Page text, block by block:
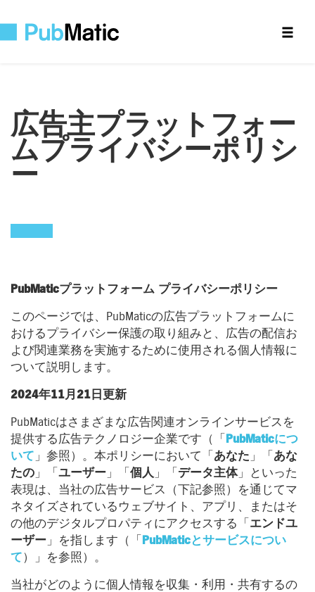
広告主プラットフォー
ムプライバシーポリシ
ー
PubMaticプラットフォーム プライバシーポリシー
このページでは、PubMaticの広告プラットフォームに
おけるプライバシー保護の取り組みと、広告の配信お
よび関連業務を実施するために使用される個人情報に
ついて説明します。
2024年11月21日更新
PubMaticはさまざまな広告関連オンラインサービスを
提供する広告テクノロジー企業です（「 PubMaticにつ
いて 」参照）。本ポリシーにおいて「 あなた 」「 あな
たの 」「 ユーザー 」「 個人 」「 データ主体」といった
表現は、当社の広告サービス（下記参照）を通じてマ
ネタイズされているウェブサイト、アプリ、またはそ
の他のデジタルプロパティにアクセスする「 エンドユ
ーザー 」を指します（「 PubMaticとサービスについ
て）」を参照）。
当社がどのように個人情報を収集・利用・共有するの